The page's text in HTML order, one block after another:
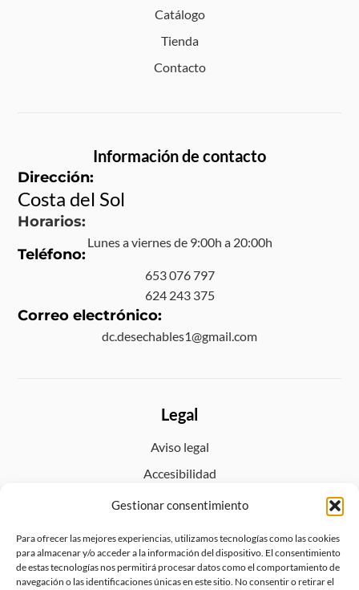
Gestionar consentimiento
Para ofrecer las mejores experiencias, utilizamos tecnologías como las cookies
para almacenar y/o acceder a la información del dispositivo. El consentimiento
de estas tecnologías nos permitirá procesar datos como el comportamiento de
navegación o las identificaciones únicas en este sitio. No consentir o retirar el
Catálogo
Tienda
Contacto
Información de contacto
Dirección:
Costa del Sol
Horarios:
Lunes a viernes de 9:00h a 20:00h
Teléfono:
653 076 797
624 243 375
Correo electrónico:
dc.desechables1@gmail.com
Legal
Aviso legal
Accesibilidad
Política de privacidad
Política de envíos y devoluciones